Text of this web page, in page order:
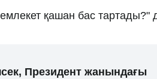
қашан бас тартады?"
Президент жанындағы